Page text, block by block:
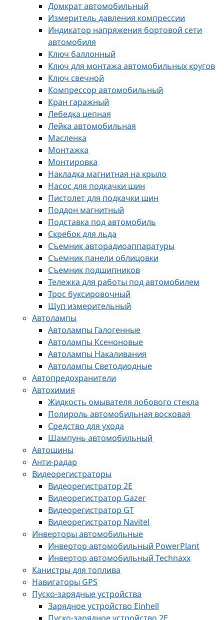
Домкрат автомобильный
Измеритель давления компрессии
Индикатор напряжения бортовой сети
автомобиля
Ключ баллонный
Ключ для монтажа автомобильных кругов
Ключ свечной
Компрессор автомобильный
Кран гаражный
Лебедка цепная
Лейка автомобильная
Масленка
Монтажка
Монтировка
Накладка магнитная на крыло
Насос для подкачки шин
Пистолет для подкачки шин
Поддон магнитный
Подставка под автомобиль
Скребок для льда
Съемник авторадиоаппаратуры
Съемник панели облицовки
Съемник подшипников
Тележка для работы под автомобилем
Трос буксировочный
Щуп измерительный
Автолампы
Автолампы Галогенные
Автолампы Ксеноновые
Автолампы Накаливания
Автолампы Светодиодные
Автопредохранители
Автохимия
Жидкость омывателя лобового стекла
Полироль автомобильная восковая
Средство для ухода
Шампунь автомобильный
Автошины
Анти-радар
Видеорегистраторы
Видеорегистратор 2E
Видеорегистратор Gazer
Видеорегистратор GT
Видеорегистратор Navitel
Инверторы автомобильные
Инвертор автомобильный PowerPlant
Инвертор автомобильный Technaxx
Канистры для топлива
Навигаторы GPS
Пуско-зарядные устройства
Зарядное устройство Einhell